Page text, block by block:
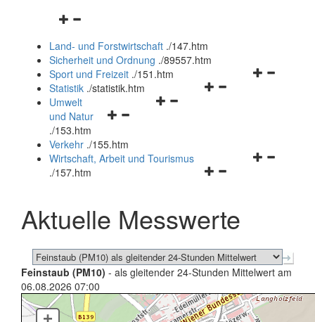
Navigationsmenü
und
schließen
Land- und Forstwirtschaft ./147.htm
Sicherheit und Ordnung ./89557.htm
Navigationsmenü
Sport und Freizeit ./151.htm
Navigationsmenü
Statistik ./statistik.htm
Navigationsmenü
und
schließen
Umwelt
und Natur
./153.htm
Verkehr ./155.htm
Navigationsmenü
schließen
Wirtschaft, Arbeit und Tourismus
./157.htm
Aktuelle Messwerte
Feinstaub (PM10) - als gleitender 24-Stunden Mittelwert am
06.08.2026 07:00
+